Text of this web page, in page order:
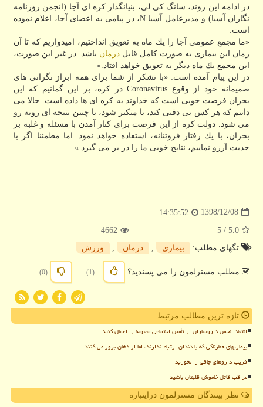
در ادامه این روند، سانگ كی لی، بنیانگذار كره ای آجا (انجمن روزنامه
نگاران آسیا) و مدیرعامل آسیا N، در پیامی به اعضای آجا، اعلام نموده
است:
«ما مجمع عمومی آجا را یك ماه به تعویق انداختیم، امیدواریم كه تا آن
زمان این بیماری به صورت كامل قابل درمان باشد. در غیر این صورت،
این مجمع یك ماه دیگر به تعویق خواهد افتاد.»
در این پیام آمده است: «با تشكر از شما برای همه ابراز نگرانی های
صمیمانه خود از وقوع Coronavirus در كره، بر این گمانیم كه این
بحران فرصت خوبی است كه خداوند به كره ای ها داده است. حالا می
دانیم كه هر كس بی دقتی كند، یا متكبر شود، با چنین نتیجه ای روبه رو
می شود. دولت كره از این فرصت برای كنار آمدن با مسئله و غلبه بر
بحران، با یك رفتار فروتنانه، استفاده خواهد نمود. اما مطمئنا اگر با
جدیت آرزو نماییم، نتایج خوبی ما را در بر می گیرد.»
1398/12/08
14:35:52
5.0
/ 5
4662
تگهای مطلب:
بیماری درمان ورزش
مطلب مسترلمون را می پسندید؟ (1)
(0)
تازه ترین مطالب مرتبط
انتقاد انجمن داروسازان از تأمین اجتماعی مصوبه را اعمال کنید
بیماریهای خطرناکی که با دندان ارتباط ندارند، اما از دهان بروز می کنند
فریب داروهای چاقی را نخورید
مراقب قاتل خاموش قلبتان باشید
نظر بینندگان مسترلمون دراینباره